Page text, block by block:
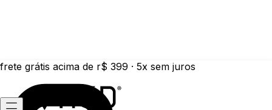
frete grátis acima de r$ 399 · 5x sem juros